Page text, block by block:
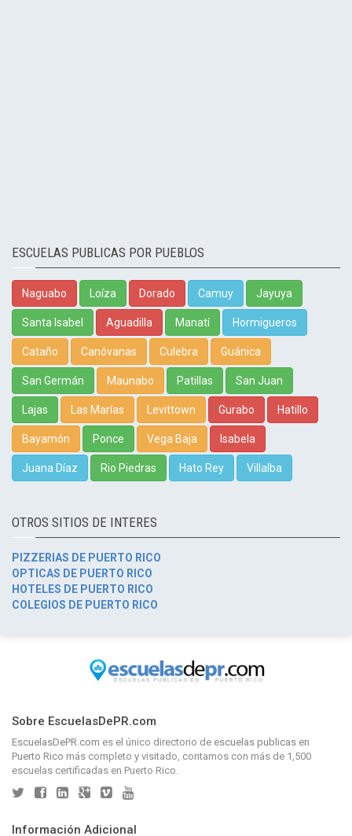
ESCUELAS PUBLICAS POR PUEBLOS
Naguabo Loíza Dorado Camuy Jayuya
Santa Isabel Aguadilla Manatí Hormigueros
Cataño Canóvanas Culebra Guánica
San Germán Maunabo Patillas San Juan
Lajas Las Marías Levittown Gurabo Hatillo
Bayamón Ponce Vega Baja Isabela
Juana Díaz Rio Piedras Hato Rey Villalba
OTROS SITIOS DE INTERES
PIZZERIAS DE PUERTO RICO
OPTICAS DE PUERTO RICO
HOTELES DE PUERTO RICO
COLEGIOS DE PUERTO RICO
Sobre EscuelasDePR.com
EscuelasDePR.com es el único directorio de escuelas publicas en
Puerto Rico más completo y visitado, contamos con más de 1,500
escuelas certificadas en Puerto Rico.
Información Adicional